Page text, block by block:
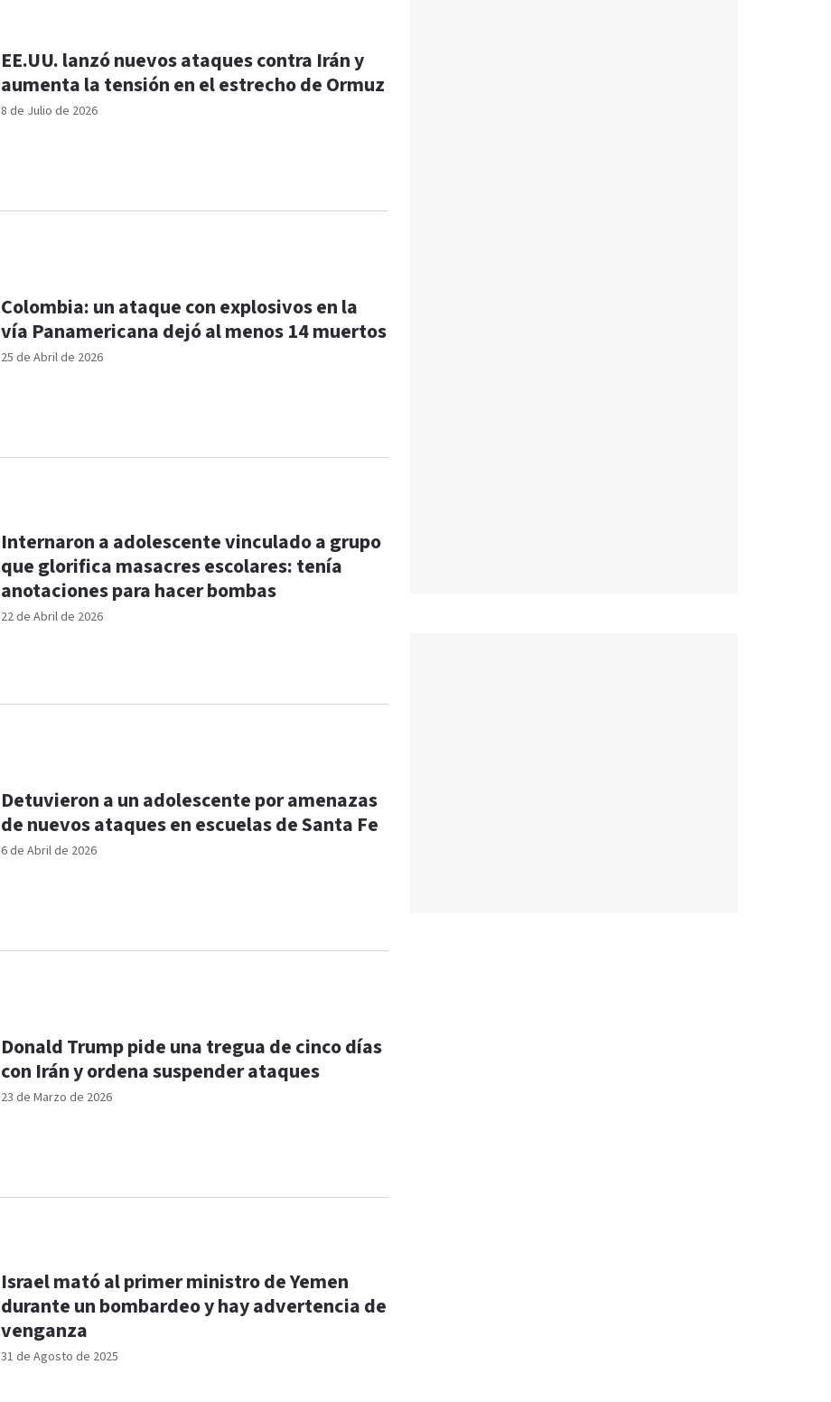
8 de Julio de 2026
EE.UU. lanzó nuevos ataques contra Irán y
aumenta la tensión en el estrecho de Ormuz
25 de Abril de 2026
Colombia: un ataque con explosivos en la
vía Panamericana dejó al menos 14 muertos
22 de Abril de 2026
Internaron a adolescente vinculado a grupo
que glorifica masacres escolares: tenía
anotaciones para hacer bombas
6 de Abril de 2026
Detuvieron a un adolescente por amenazas
de nuevos ataques en escuelas de Santa Fe
23 de Marzo de 2026
Donald Trump pide una tregua de cinco días
con Irán y ordena suspender ataques
31 de Agosto de 2025
Israel mató al primer ministro de Yemen
durante un bombardeo y hay advertencia de
venganza